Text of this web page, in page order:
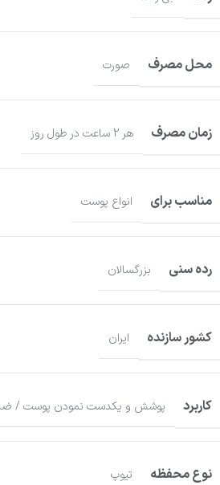
محل مصرف صورت
زمان مصرف هر 2 ساعت در طول روز
مناسب برای انواع پوست
رده سنی بزرگسالان
کشور سازنده ایران
کاربرد پوشش و یکدست نمودن پوست / ضد
نوع محفظه تیوپ